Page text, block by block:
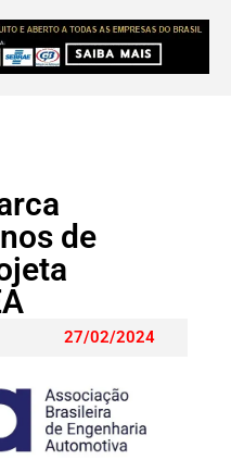
de
27/02/2024